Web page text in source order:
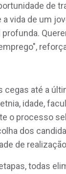
de
vida de um
cegas até a
idade,
o processo
dos
de
todas